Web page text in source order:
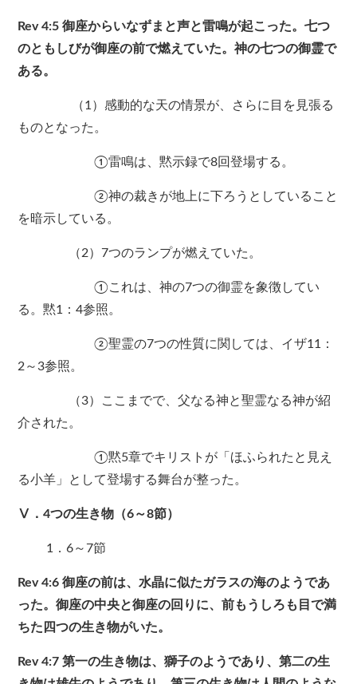
Rev 4:5 御座からいなずまと声と雷鳴が起こった。七つ
のともしびが御座の前で燃えていた。神の七つの御霊で
ある。
（1）感動的な天の情景が、さらに目を見張る
ものとなった。
①雷鳴は、黙示録で8回登場する。
②神の裁きが地上に下ろうとしていること
を暗示している。
（2）7つのランプが燃えていた。
①これは、神の7つの御霊を象徴してい
る。黙1：4参照。
②聖霊の7つの性質に関しては、イザ11：
2～3参照。
（3）ここまでで、父なる神と聖霊なる神が紹
介された。
①黙5章でキリストが「ほふられたと見え
る小羊」として登場する舞台が整った。
Ⅴ．4つの生き物（6～8節）
1．6～7節
Rev 4:6 御座の前は、水晶に似たガラスの海のようであ
った。御座の中央と御座の回りに、前もうしろも目で満
ちた四つの生き物がいた。
Rev 4:7 第一の生き物は、獅子のようであり、第二の生